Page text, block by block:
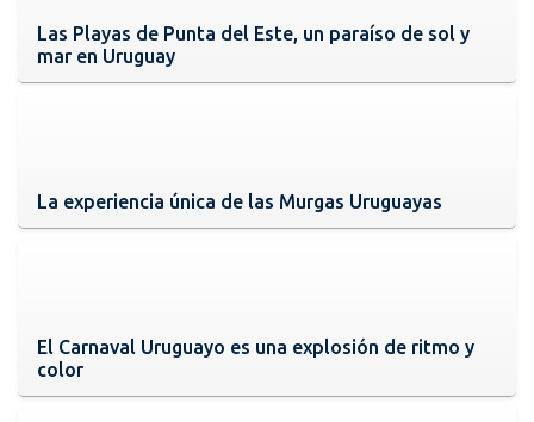
Las Playas de Punta del Este, un paraíso de sol y
mar en Uruguay
La experiencia única de las Murgas Uruguayas
El Carnaval Uruguayo es una explosión de ritmo y
color